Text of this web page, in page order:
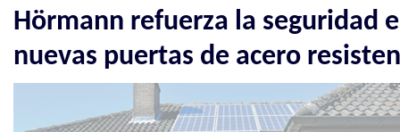
Hörmann refuerza la seguridad
nuevas puertas de acero